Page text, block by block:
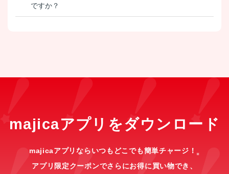
ですか？
majicaアプリをダウンロード
majicaアプリならいつもどこでも簡単チャージ！ ※
アプリ限定クーポンでさらにお得に買い物でき、